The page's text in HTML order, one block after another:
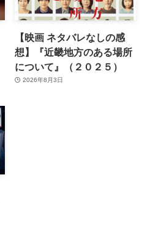
【映画 ネタバレなしの感
想】『近畿地方のある場所
について』（２０２５）
2026年8月3日